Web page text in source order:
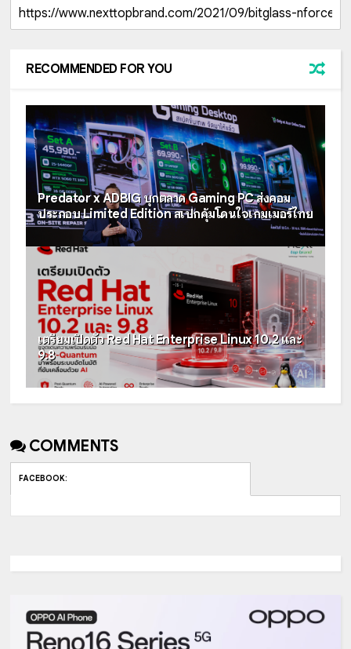
RECOMMENDED FOR YOU
Predator x ADBIG บุกตลาด Gaming PC ส่งคอม
ประกอบ Limited Edition สเปกคุ้มโดนใจเกมเมอร์ไทย
เตรียมเปิดตัว Red Hat Enterprise Linux 10.2 และ
9.8
COMMENTS
FACEBOOK: